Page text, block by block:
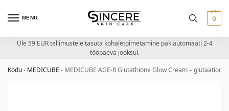
MENU 0
Üle 59 EUR tellimustele tasuta kohaletoimetamine pakiautomaati 2-4
tööpäeva jooksul.
Kodu- MEDICUBE - MEDICUBE AGE-R Glutathione Glow Cream –